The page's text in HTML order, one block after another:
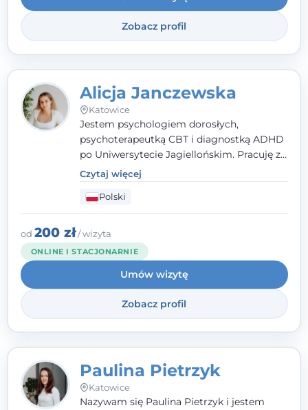
Zobacz profil
Alicja Janczewska
Katowice
Jestem psychologiem dorosłych,
psychoterapeutką CBT i diagnostką ADHD
po Uniwersytecie Jagiellońskim. Pracuję z
dorosłymi, młodzieżą i dziećmi, opierając
pomoc na zrozumieniu indywidualnych
potrzeb i więzi zbudowanej na zaufaniu.
Terapia to dla mnie bezpieczne miejsce, w
którym poczujesz się wysłuchany i
zrozumiany.
Czytaj więcej
Polski
od 200 zł/ wizyta
ONLINE I STACJONARNIE
Umów wizytę
Zobacz profil
Paulina Pietrzyk
Katowice
Nazywam się Paulina Pietrzyk i jestem